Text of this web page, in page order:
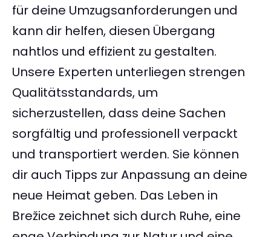
für deine Umzugsanforderungen und
kann dir helfen, diesen Übergang
nahtlos und effizient zu gestalten.
Unsere Experten unterliegen strengen
Qualitätsstandards, um
sicherzustellen, dass deine Sachen
sorgfältig und professionell verpackt
und transportiert werden. Sie können
dir auch Tipps zur Anpassung an deine
neue Heimat geben. Das Leben in
Brežice zeichnet sich durch Ruhe, eine